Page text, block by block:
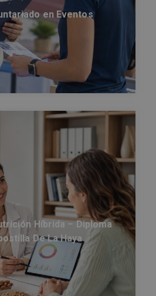
en Eventos
Híbrida – Diploma
De La Haya